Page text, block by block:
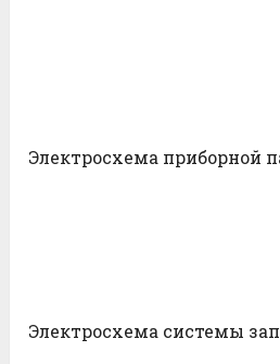
Электросхема приборной
Электросхема системы